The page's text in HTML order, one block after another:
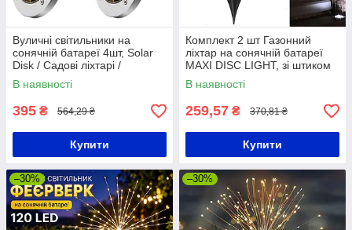
Вуличні світильники на
сонячній батареї 4шт, Solar
Disk / Садові ліхтарі /
Світильники садові
В наявності
395 ₴ 564,29 ₴
Купити
Комплект 2 шт Газонний
ліхтар на сонячній батареї
MAXI DISC LIGHT, зі штиком
для газону / Садовий
світильник
В наявності
259,57 ₴ 370,81 ₴
Купити
–30% –30%